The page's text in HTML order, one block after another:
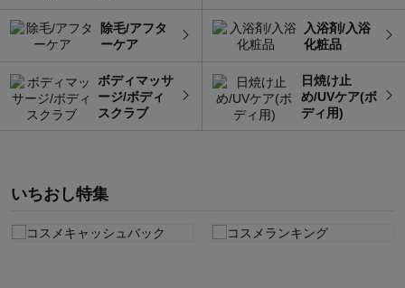
除毛/アフタ
ーケア
入浴剤/入浴
化粧品
ボディマッサ
ージ/ボディ
スクラブ
日焼け止
め/UVケア(ボ
ディ用)
いちおし特集